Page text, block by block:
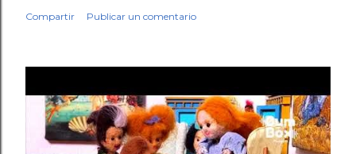
Compartir Publicar un comentario